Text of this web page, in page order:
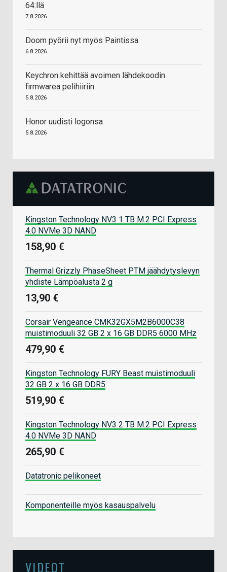
64:llä
7.8.2026
Doom pyörii nyt myös Paintissa
6.8.2026
Keychron kehittää avoimen lähdekoodin
firmwarea pelihiiriin
5.8.2026
Honor uudisti logonsa
5.8.2026
Kingston Technology NV3 1 TB M.2 PCI Express
4.0 NVMe 3D NAND
158,90 €
Thermal Grizzly PhaseSheet PTM jäähdytyslevyn
yhdiste Lämpöalusta 2 g
13,90 €
Corsair Vengeance CMK32GX5M2B6000C38
muistimoduuli 32 GB 2 x 16 GB DDR5 6000 MHz
479,90 €
Kingston Technology FURY Beast muistimoduuli
32 GB 2 x 16 GB DDR5
519,90 €
Kingston Technology NV3 2 TB M.2 PCI Express
4.0 NVMe 3D NAND
265,90 €
Datatronic pelikoneet
Komponenteille myös kasauspalvelu
VIDEOT